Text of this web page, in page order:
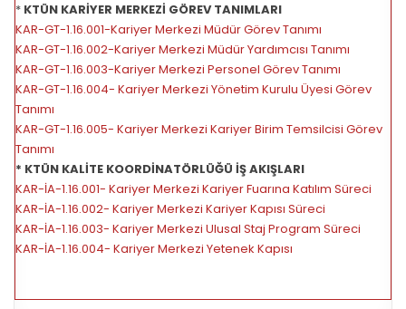
* KTÜN KARİYER MERKEZİ GÖREV TANIMLARI
KAR-GT-1.16.001-Kariyer Merkezi Müdür Görev Tanımı
KAR-GT-1.16.002-Kariyer Merkezi Müdür Yardımcısı Tanımı
KAR-GT-1.16.003-Kariyer Merkezi Personel Görev Tanımı
KAR-GT-1.16.004- Kariyer Merkezi Yönetim Kurulu Üyesi Görev
Tanımı
KAR-GT-1.16.005- Kariyer Merkezi Kariyer Birim Temsilcisi Görev
Tanımı
* KTÜN KALİTE KOORDİNATÖRLÜĞÜ İŞ AKIŞLARI
KAR-İA-1.16.001- Kariyer Merkezi Kariyer Fuarına Katılım Süreci
KAR-İA-1.16.002- Kariyer Merkezi Kariyer Kapısı Süreci
KAR-İA-1.16.003- Kariyer Merkezi Ulusal Staj Program Süreci
KAR-İA-1.16.004- Kariyer Merkezi Yetenek Kapısı